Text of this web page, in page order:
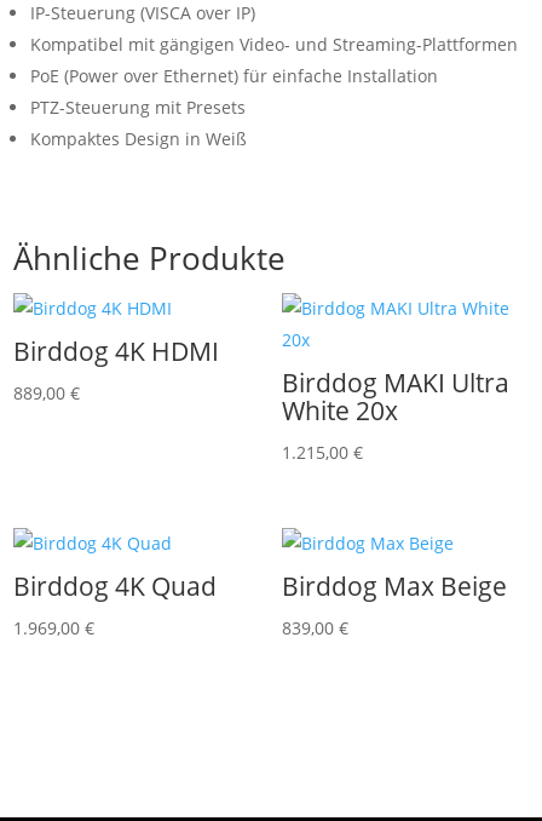
IP-Steuerung (VISCA over IP)
Kompatibel mit gängigen Video- und Streaming-Plattformen
PoE (Power over Ethernet) für einfache Installation
PTZ-Steuerung mit Presets
Kompaktes Design in Weiß
Ähnliche Produkte
Birddog 4K HDMI
889,00€
Birddog MAKI Ultra
White 20x
1.215,00 €
Birddog 4K Quad
1.969,00€
Birddog Max Beige
839,00 €